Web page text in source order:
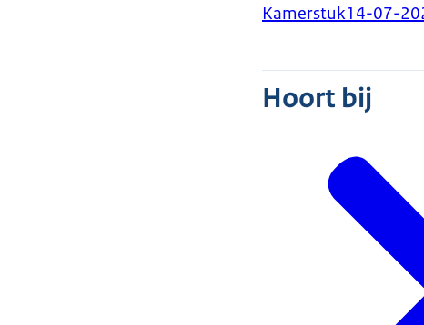
Kamerstuk14-07-
Hoort bij